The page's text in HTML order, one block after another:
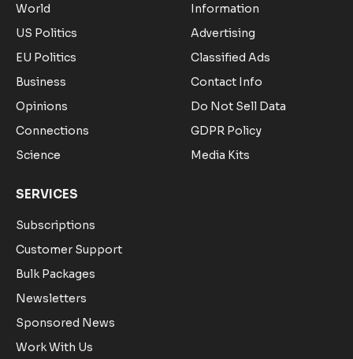
World
US Politics
EU Politics
Business
Opinions
Connections
Science
Information
Advertising
Classified Ads
Contact Info
Do Not Sell Data
GDPR Policy
Media Kits
SERVICES
Subscriptions
Customer Support
Bulk Packages
Newsletters
Sponsored News
Work With Us